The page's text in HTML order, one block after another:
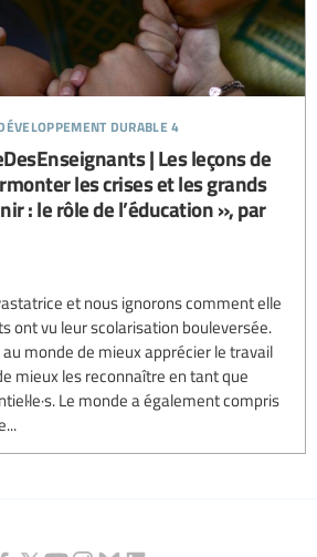
durable 4
| Les leçons de
les crises et les grands
: le rôle de l’éducation », par
et nous ignorons comment elle
ont vu leur scolarisation bouleversée.
monde de mieux apprécier le travail
mieux les reconnaître en tant que
Le monde a également compris